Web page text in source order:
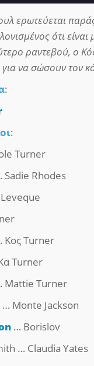
ερωτεύεται
ότι
ραντεβού, ο
για να σώσουν τον
:
:
Turner
Sadie Rhodes
Κος Turner
Turner
Mattie Turner
… Monte Jackson
… Borislov
… Claudia Yates